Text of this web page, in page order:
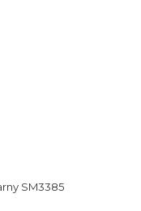
SM3385